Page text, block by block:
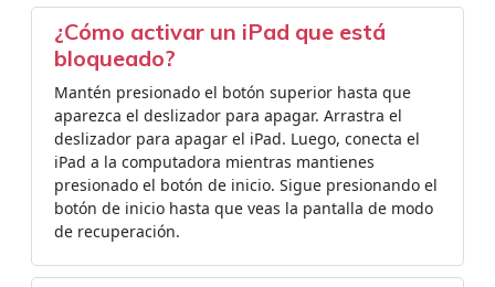
¿Cómo activar un iPad que está
bloqueado?
Mantén presionado el botón superior hasta que
aparezca el deslizador para apagar. Arrastra el
deslizador para apagar el iPad. Luego, conecta el
iPad a la computadora mientras mantienes
presionado el botón de inicio. Sigue presionando el
botón de inicio hasta que veas la pantalla de modo
de recuperación.